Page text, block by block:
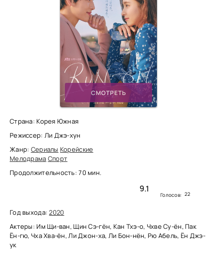
СМОТРЕТЬ
Страна: Корея Южная
Режиссер: Ли Джэ-хун
Жанр: Сериалы Корейские
Мелодрама Спорт
Продолжительность: 70 мин.
9.1
Голосов: 22
Год выхода:2020
Актеры: Им Щи-ван, Щин Сэ-гён, Кан Тхэ-о, Чхве Су-ён, Пак
Ён-гю, Чха Хва-ён, Ли Джон-ха, Ли Бон-нён, Рю Абель, Ён Джэ-
ук